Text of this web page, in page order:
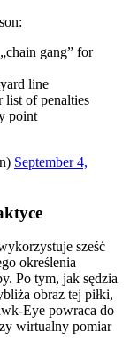
gang” for
line
list of penalties
point
September 4,
sześć
określenia
Po tym, jak sędzia
obraz tej piłki,
Eye powraca do
wirtualny pomiar